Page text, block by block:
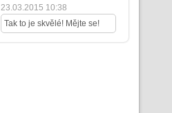
23.03.2015 10:38
Tak to je skvělé! Mějte se!